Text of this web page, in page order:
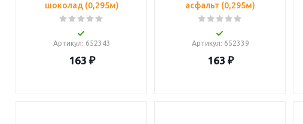
шоколад (0,295м)
Артикул: 652343
163 ₽
асфальт (0,295м)
Артикул: 652339
163 ₽